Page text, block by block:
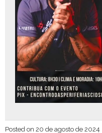
Posted on 20 de agosto de 2024